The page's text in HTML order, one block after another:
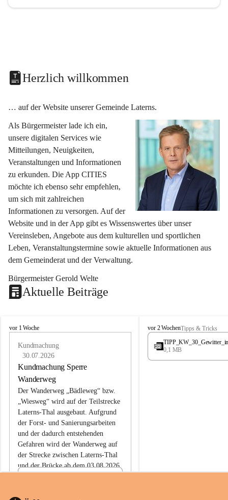
Herzlich willkommen
… auf der Website unserer Gemeinde Laterns.
Als Bürgermeister lade ich ein,
unsere digitalen Services wie
Mitteilungen, Neuigkeiten,
Veranstaltungen und Informationen
zu erkunden. Die App CITIES
möchte ich ebenso sehr empfehlen,
um sich mit zahlreichen
Informationen zu versorgen. Auf der
Website und in der App gibt es Wissenswertes über unser
Vereinsleben, Angebote aus dem kulturellen und sportlichen
Leben, Veranstaltungstermine sowie aktuelle Informationen aus
dem Gemeinderat und der Verwaltung.
Bürgermeister Gerold Welte
Aktuelle Beiträge
L
vor 1 Woche
Kundmachung
30.07.2026
Kundmachung Sperre
Wanderweg
Der Wanderweg „Bädleweg“ bzw.
„Wiesweg“ wird auf der Teilstrecke
Laterns-Thal ausgebaut. Aufgrund
der Forst- und Sanierungsarbeiten
und der dadurch entstehenden
Gefahren wird der Wanderweg auf
der Strecke zwischen Laterns-Thal
und der Brücke ab dem 03.08.2026
L
a
e
vor 2 WochenTipps & Tricks
0,1 MB